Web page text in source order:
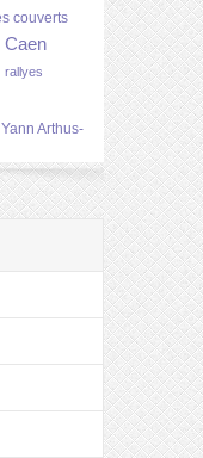
couverts
Caen
rallyes
Yann Arthus-